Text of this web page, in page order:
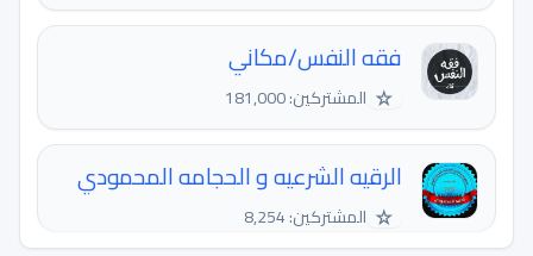
فقه النفس/مكاني
☆ المشتركين: 181,000
الرقيه الشرعيه و الحجامه المحمودي
☆ المشتركين: 8,254